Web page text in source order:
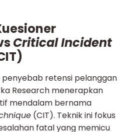
Critical Incident
retensi pelanggan
Research menerapkan
mendalam bernama
(CIT). Teknik ini fokus
fatal yang memicu